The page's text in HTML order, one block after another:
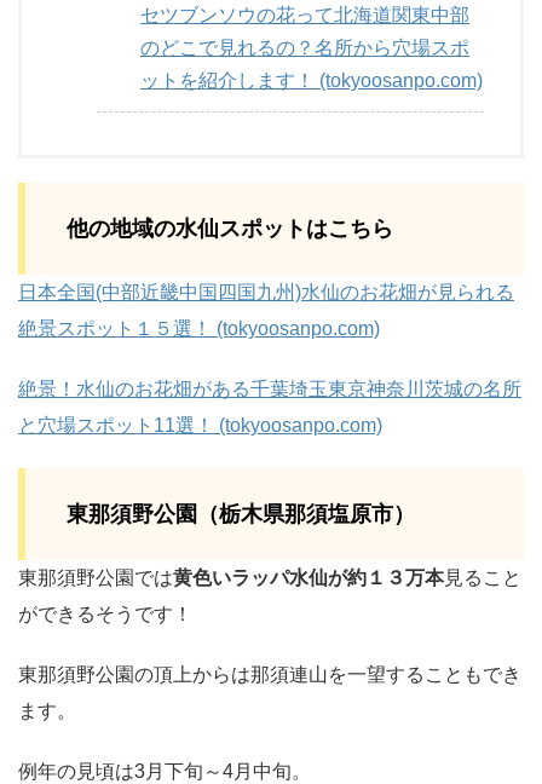
セツブンソウの花って北海道関東中部
のどこで見れるの？名所から穴場スポ
ットを紹介します！ (tokyoosanpo.com)
他の地域の水仙スポットはこちら
日本全国(中部近畿中国四国九州)水仙のお花畑が見られる
絶景スポット１５選！ (tokyoosanpo.com)
絶景！水仙のお花畑がある千葉埼玉東京神奈川茨城の名所
と穴場スポット11選！ (tokyoosanpo.com)
東那須野公園（栃木県那須塩原市）
東那須野公園では黄色いラッパ水仙が約１３万本見ること
ができるそうです！
東那須野公園の頂上からは那須連山を一望することもでき
ます。
例年の見頃は3月下旬～4月中旬。